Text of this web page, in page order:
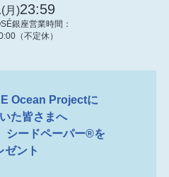
(月)23:59
銀座営業時間：
（不定休）
Ocean Projectに
た皆さまへ
シードペーパー®を
ゼント